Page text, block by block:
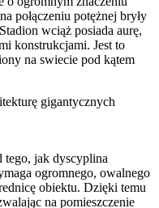
połączeniu potężnej bryły
wciąż posiada aurę,
konstrukcjami. Jest to
na swiecie pod kątem
gigantycznych
tego, jak dyscyplina
ogromnego, owalnego
obiektu. Dzięki temu
na pomieszczenie